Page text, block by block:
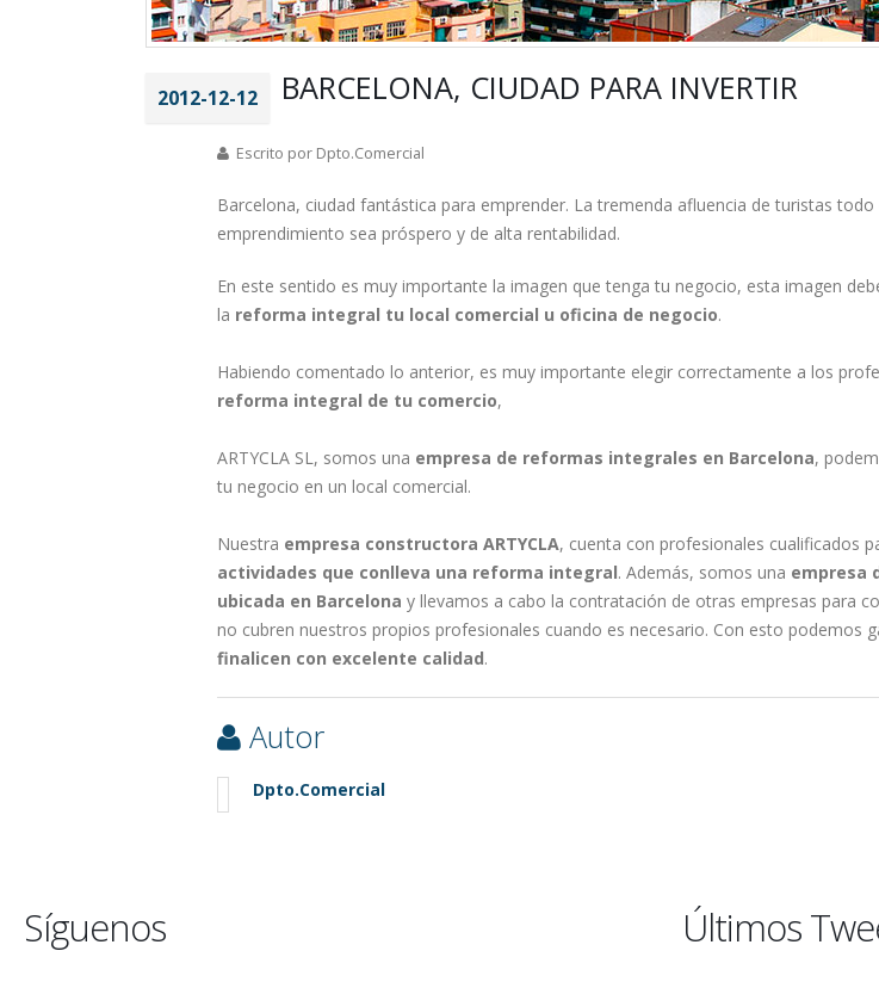
2012-12-12 BARCELONA, CIUDAD PARA INVERTIR
Escrito por Dpto.Comercial
Barcelona, ciudad fantástica para emprender. La tremenda afluencia de turistas
emprendimiento sea próspero y de alta rentabilidad.
En este sentido es muy importante la imagen que tenga tu negocio, esta imagen
la reforma integral tu local comercial u oficina de negocio.
Habiendo comentado lo anterior, es muy importante elegir correctamente a los
reforma integral de tu comercio,
ARTYCLA SL, somos una empresa de reformas integrales en Barcelona,
tu negocio en un local comercial.
Nuestra empresa constructora ARTYCLA, cuenta con profesionales cualificados
actividades que conlleva una reforma integral. Además, somos una empresa
ubicada en Barcelona y llevamos a cabo la contratación de otras empresas para
no cubren nuestros propios profesionales cuando es necesario. Con esto podemos
finalicen con excelente calidad.
Autor
Dpto.Comercial
Síguenos Últimos